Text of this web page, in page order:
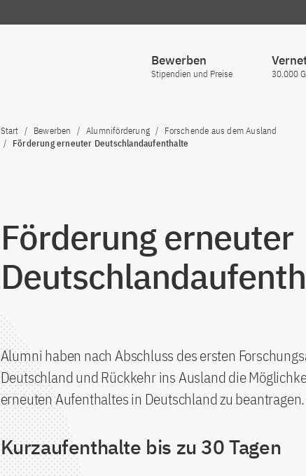
Bewerben
Stipendien und Preise 30.000
Start Bewerben Alumniförderung
Forschende aus dem Ausland
Förderung erneuter Deutschlandaufenthalte
Förderung erneuter
Alumni haben nach Abschluss des ersten
Deutschland und Rückkehr ins Ausland die
erneuten Aufenthaltes in Deutschland zu beantragen.
Kurzaufenthalte bis zu 30 Tagen